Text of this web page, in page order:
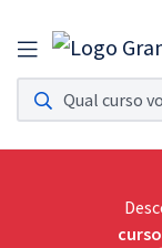
Assinatura
Acesso a todos os
Assinatura
Acesso ilimitado a